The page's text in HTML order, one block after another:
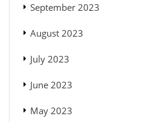
September 2023
August 2023
July 2023
June 2023
May 2023